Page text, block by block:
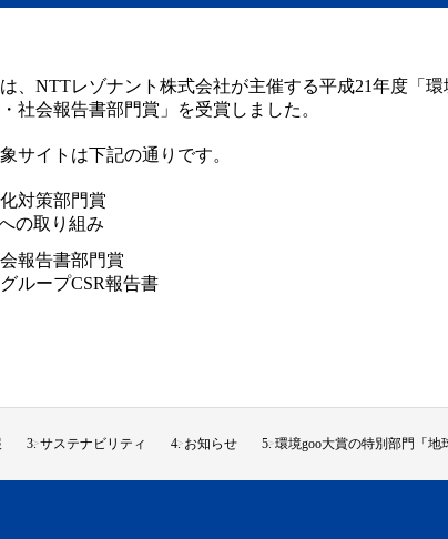
、NTTレゾナント株式会社が主催する平成21年度「
社会報告書部門賞」を受賞しました。
サイトは下記の通りです。
対策部門賞
の取り組み
報告書部門賞
ループCSR報告書
サステナビリティ お知らせ 環境goo大賞の特別部門「